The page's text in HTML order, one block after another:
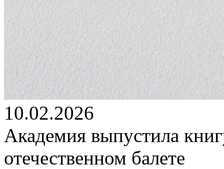
10.02.2026
Академия выпустила
отечественном балете